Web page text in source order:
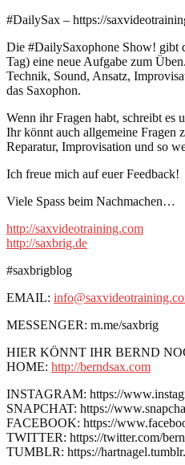
#DailySax – https://
Die #DailySaxophone Show! gibt
Tag) eine neue Aufgabe zum
Technik, Sound, Ansatz,
das Saxophon.
Wenn ihr Fragen habt, schreibt es
Ihr könnt auch allgemeine Fragen
Reparatur, Improvisation und so
Ich freue mich auf euer Feedback!
Viele Spass beim Nachmachen…
http://saxvideotraining.com
http://saxbrig.de
#saxbrigblog
EMAIL:
MESSENGER: m.me/saxbrig
HIER KÖNNT IHR BERND
HOME: http://berndsax.com
INSTAGRAM: https://
SNAPCHAT: https://
FACEBOOK: https://
TWITTER: https://twitter.com/
TUMBLR: https://